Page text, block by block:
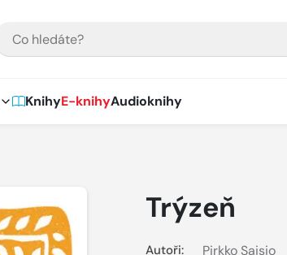
KnihyE-knihyAudioknihy
Trýzeň
Autoři: Pirkko Saisio